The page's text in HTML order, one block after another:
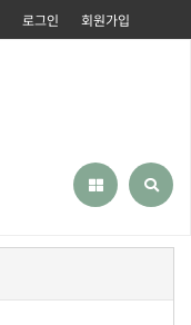
로그인 회원가입